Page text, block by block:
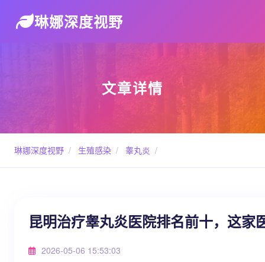
琳娜深度视野
文章详情
琳娜深度视野 / 生殖感染 / 睾丸炎 /
昆明治疗睾丸炎医院排名前十，这家
2026-05-06 15:53:03